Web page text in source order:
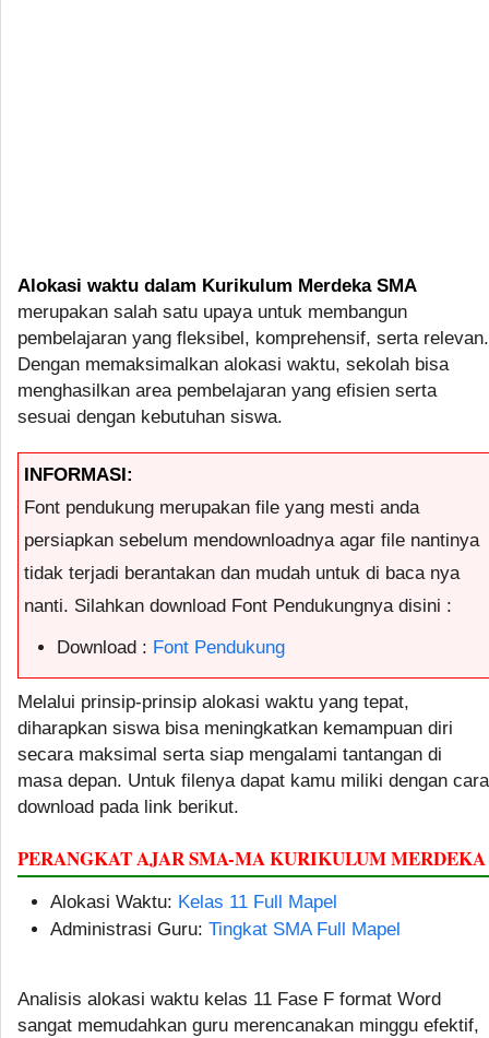
Alokasi waktu dalam Kurikulum Merdeka SMA
merupakan salah satu upaya untuk membangun
pembelajaran yang fleksibel, komprehensif, serta relevan.
Dengan memaksimalkan alokasi waktu, sekolah bisa
menghasilkan area pembelajaran yang efisien serta
sesuai dengan kebutuhan siswa.
INFORMASI:
Font pendukung merupakan file yang mesti anda
persiapkan sebelum mendownloadnya agar file nantinya
tidak terjadi berantakan dan mudah untuk di baca nya
nanti. Silahkan download Font Pendukungnya disini :
Download : Font Pendukung
Melalui prinsip-prinsip alokasi waktu yang tepat,
diharapkan siswa bisa meningkatkan kemampuan diri
secara maksimal serta siap mengalami tantangan di
masa depan. Untuk filenya dapat kamu miliki dengan cara
download pada link berikut.
PERANGKAT AJAR SMA-MA KURIKULUM MERDEKA
Alokasi Waktu: Kelas 11 Full Mapel
Administrasi Guru: Tingkat SMA Full Mapel
Analisis alokasi waktu kelas 11 Fase F format Word
sangat memudahkan guru merencanakan minggu efektif,